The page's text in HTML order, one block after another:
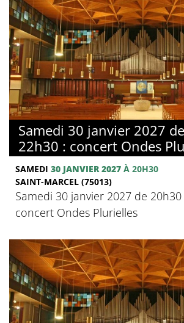
Samedi 30 janvier 2027
22h30 : concert Ondes
SAMEDI 30 JANVIER 2027 À 20H30
SAINT-MARCEL (75013)
Samedi 30 janvier 2027 de
concert Ondes Plurielles